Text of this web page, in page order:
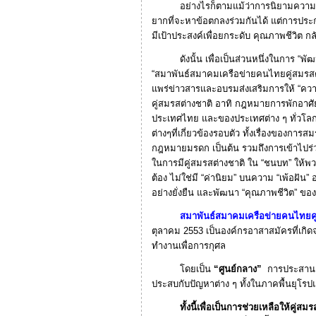
อย่างไรก็ตามแม้ว่าการนิยามความ
ยากที่จะหาข้อตกลงร่วมกันได้ แต่การปร
มีเป้าประสงค์เพื่อยกระดับ คุณภาพชีวิต
ดังนั้น เพื่อเป็นส่วนหนึ่งในการ “พัฒน
“สมาพันธ์สมาคมเครือข่ายคนไทยคู่สมรส
แพร่ข่าวสารและอบรมส่งเสริมการให้ “ค
คู่สมรสต่างชาติ อาทิ กฎหมายการพักอาศั
ประเทศไทย และของประเทศต่าง ๆ ทั่ว
ต่างๆที่เกี่ยวข้องรอบตัว ทั้งเรื่องของการ
กฎหมายมรดก เป็นต้น รวมถึงการเข้าไปร่
ในการมีคู่สมรสต่างชาติ ใน “ชนบท” ให้พ
ต้อง ไม่ใช่มี “ค่านิยม” บนความ “เพ้อฝัน”
อย่างยั่งยืน และพัฒนา “คุณภาพชีวิต” ข
สมาพันธ์สมาคมเครือข่ายคนไทยคู่ส
ตุลาคม 2553 เป็นองค์กรอาสาสมัครที่เ
ทำงานเพื่อการกุศล
โดยเป็น “ศูนย์กลาง” การประสา
ประสบกับปัญหาต่าง ๆ ทั้งในภาคพื้นยุโรป
ทั้งนี้เพื่อเป็นการช่วยเหลือให้คู่สมรสต่